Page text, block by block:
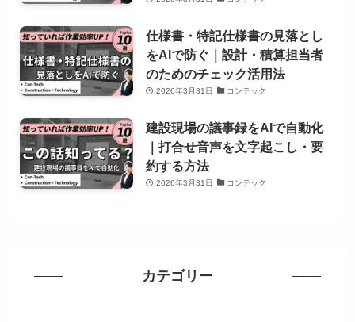
仕様書・特記仕様書の見落とし
をAIで防ぐ｜設計・積算担当者
のためのチェック活用法
2026年3月31日 コンテック
建設現場の議事録をAIで自動化
｜打合せ音声を文字起こし・要
約する方法
2026年3月31日 コンテック
カテゴリー